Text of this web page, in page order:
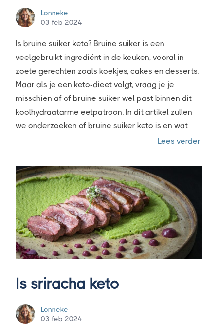
Lonneke
03 feb 2024
Is bruine suiker keto? Bruine suiker is een
veelgebruikt ingrediënt in de keuken, vooral in
zoete gerechten zoals koekjes, cakes en desserts.
Maar als je een keto-dieet volgt, vraag je je
misschien af of bruine suiker wel past binnen dit
koolhydraatarme eetpatroon. In dit artikel zullen
we onderzoeken of bruine suiker keto is en wat
Lees verder
Is sriracha keto
Lonneke
03 feb 2024